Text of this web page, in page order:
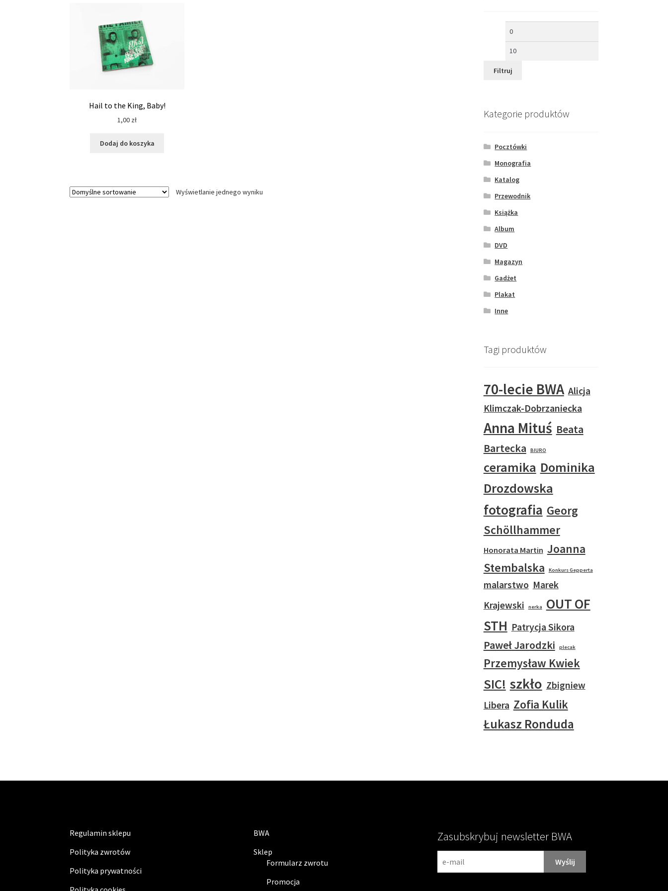
Hail to the King, Baby!
1,00 zł
Dodaj do koszyka
Wyświetlanie jednego wyniku
Cena
Filtruj
Kategorie produktów
Pocztówki
Monografia
Katalog
Przewodnik
Książka
Album
DVD
Magazyn
Gadżet
Plakat
Inne
Tagi produktów
70-lecie BWA Alicja
Klimczak-Dobrzaniecka
Anna Mituś Beata
Bartecka
BIURO
ceramika Dominika
Drozdowska
fotografia Georg
Schöllhammer
Honorata Martin Joanna
Stembalska
Konkurs Gepperta
malarstwo Marek
Krajewski
nerka
OUT OF
STH Patrycja Sikora
Paweł Jarodzki plecak
Przemysław Kwiek
SIC! szkło Zbigniew
Libera Zofia Kulik
Łukasz Ronduda
Regulamin sklepu
Polityka zwrotów
Polityka prywatności
BWA
Sklep
Formularz zwrotu
Promocja
Zasubskrybuj newsletter BWA